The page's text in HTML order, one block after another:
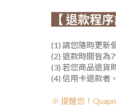
【 退款程序
(1) 請您隨時更新
(2) 退款時間皆為
(3) 若您商品退貨
(4) 信用卡退款者
※ 提醒您！